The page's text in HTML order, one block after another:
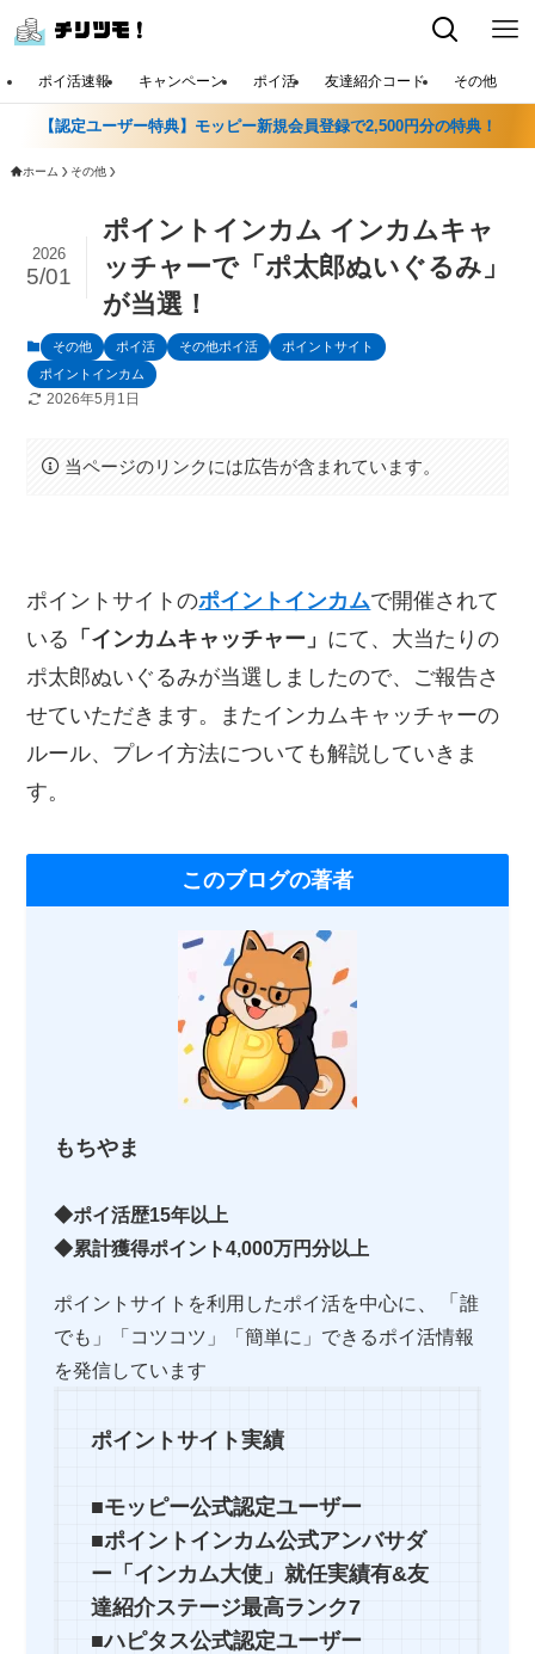
ポイ活速報 キャンペーン ポイ活 友達紹介コード その他
【認定ユーザー特典】モッピー新規会員登録で2,500円分の特典！
ホーム その他
ポイントインカム インカムキャ
ッチャーで「ポ太郎ぬいぐるみ」
が当選！
2026
5/01
その他 ポイ活 その他ポイ活
ポイントサイト
ポイントインカム
2026年5月1日
当ページのリンクには広告が含まれています。
ポイントサイトのポイントインカムで開催されて
いる 「インカムキャッチャー」 にて、大当たりの
ポ太郎ぬいぐるみが当選しましたので、ご報告さ
せていただきます。またインカムキャッチャーの
ルール、プレイ方法についても解説していきま
す。
このブログの著者
もちやま
◆ポイ活歴15年以上
◆累計獲得ポイント4,000万円分以上
ポイントサイトを利用したポイ活を中心に 、「 誰
でも」「コツコツ」「簡単に」できるポイ活情報
を発信しています
ポイントサイト実績
■モッピー公式認定ユーザー
■ポイントインカム公式アンバサダ
ー「インカム大使」就任実績有&友
達紹介ステージ最高ランク7
■ハピタス公式認定ユーザー